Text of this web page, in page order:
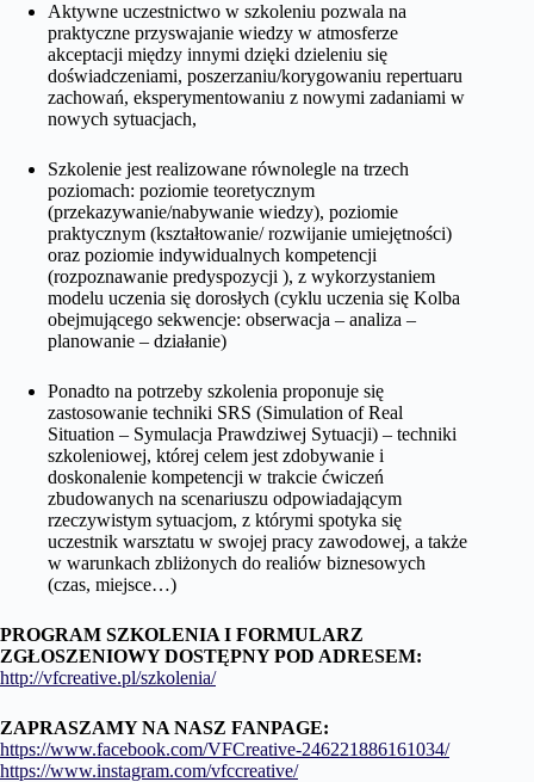
Aktywne uczestnictwo w szkoleniu pozwala na
praktyczne przyswajanie wiedzy w atmosferze
akceptacji między innymi dzięki dzieleniu się
doświadczeniami, poszerzaniu/korygowaniu repertuaru
zachowań, eksperymentowaniu z nowymi zadaniami w
nowych sytuacjach,
Szkolenie jest realizowane równolegle na trzech
poziomach: poziomie teoretycznym
(przekazywanie/nabywanie wiedzy), poziomie
praktycznym (kształtowanie/ rozwijanie umiejętności)
oraz poziomie indywidualnych kompetencji
(rozpoznawanie predyspozycji ), z wykorzystaniem
modelu uczenia się dorosłych (cyklu uczenia się Kolba
obejmującego sekwencje: obserwacja – analiza –
planowanie – działanie)
Ponadto na potrzeby szkolenia proponuje się
zastosowanie techniki SRS (Simulation of Real
Situation – Symulacja Prawdziwej Sytuacji) – techniki
szkoleniowej, której celem jest zdobywanie i
doskonalenie kompetencji w trakcie ćwiczeń
zbudowanych na scenariuszu odpowiadającym
rzeczywistym sytuacjom, z którymi spotyka się
uczestnik warsztatu w swojej pracy zawodowej, a także
w warunkach zbliżonych do realiów biznesowych
(czas, miejsce…)
PROGRAM SZKOLENIA I FORMULARZ
ZGŁOSZENIOWY DOSTĘPNY POD ADRESEM:
http://vfcreative.pl/szkolenia/
ZAPRASZAMY NA NASZ FANPAGE:
https://www.facebook.com/VFCreative-246221886161034/
https://www.instagram.com/vfccreative/